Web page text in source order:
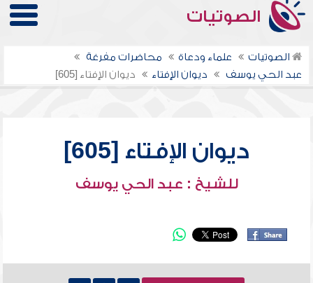
الصوتيات
الصوتيات علماء ودعاة
محاضرات مفرغة
عبد الحي يوسف
ديوان الإفتاء ديوان الإفتاء [605]
ديوان الإفتاء [605]
للشيخ : عبد الحي يوسف